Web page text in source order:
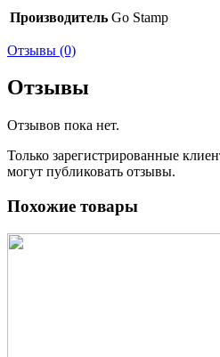
Производитель Go Stamp
Отзывы (0)
Отзывы
Отзывов пока нет.
Только зарегистрированные
могут публиковать отзывы.
Похожие товары